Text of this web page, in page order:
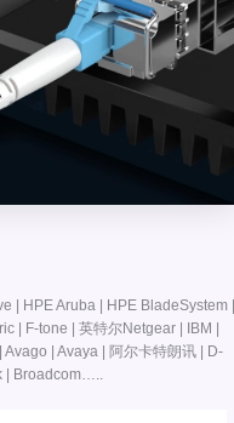
| HPE Aruba | HPE BladeSystem |
| F-tone | 英特尔Netgear | IBM |
| Avaya | 阿尔卡特朗讯 | D-
| Broadcom…..